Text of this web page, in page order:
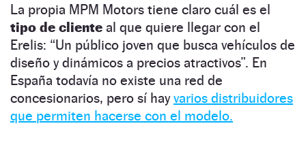
La propia MPM Motors tiene claro cuál es el
tipo de cliente al que quiere llegar con el
Erelis: “Un público joven que busca vehículos de
diseño y dinámicos a precios atractivos”. En
España todavía no existe una red de
concesionarios, pero sí hayvarios distribuidores
que permiten hacerse con el modelo.